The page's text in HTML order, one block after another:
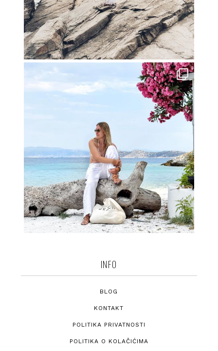
INFO
BLOG
KONTAKT
POLITIKA PRIVATNOSTI
POLITIKA O KOLAČIĆIMA